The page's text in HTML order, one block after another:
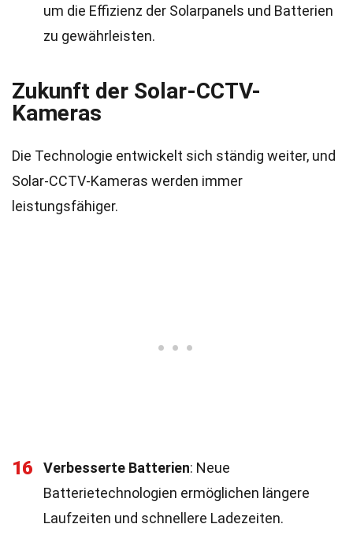
um die Effizienz der Solarpanels und Batterien
zu gewährleisten.
Zukunft der Solar-CCTV-
Kameras
Die Technologie entwickelt sich ständig weiter, und
Solar-CCTV-Kameras werden immer
leistungsfähiger.
16 Verbesserte Batterien: Neue
Batterietechnologien ermöglichen längere
Laufzeiten und schnellere Ladezeiten.